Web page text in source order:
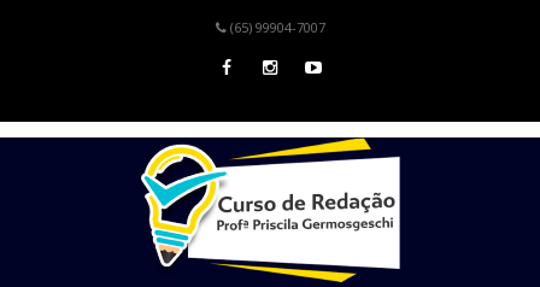
(65) 99904-7007